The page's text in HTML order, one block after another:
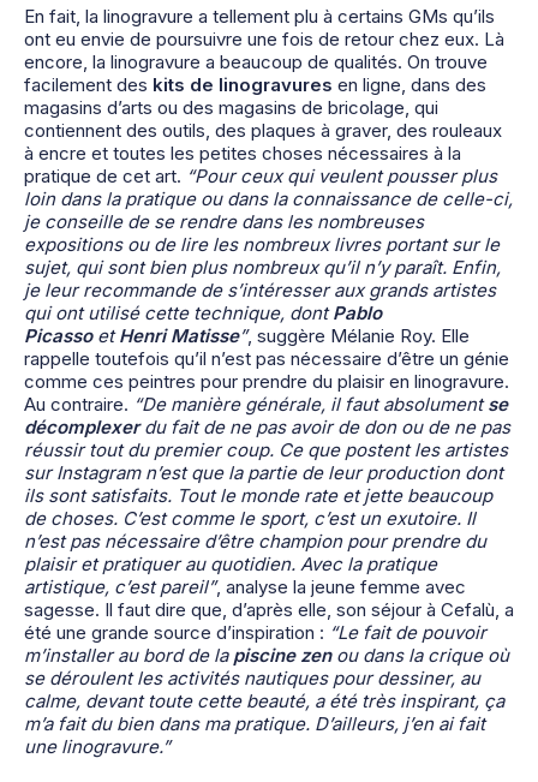
En fait, la linogravure a tellement plu à certains GMs qu’ils
ont eu envie de poursuivre une fois de retour chez eux. Là
encore, la linogravure a beaucoup de qualités. On trouve
facilement des kits de linogravures en ligne, dans des
magasins d’arts ou des magasins de bricolage, qui
contiennent des outils, des plaques à graver, des rouleaux
à encre et toutes les petites choses nécessaires à la
pratique de cet art. “Pour ceux qui veulent pousser plus
loin dans la pratique ou dans la connaissance de celle-ci,
je conseille de se rendre dans les nombreuses
expositions ou de lire les nombreux livres portant sur le
sujet, qui sont bien plus nombreux qu’il n’y paraît. Enfin,
je leur recommande de s’intéresser aux grands artistes
qui ont utilisé cette technique, dontPablo
PicassoetHenri Matisse”, suggère Mélanie Roy. Elle
rappelle toutefois qu’il n’est pas nécessaire d’être un génie
comme ces peintres pour prendre du plaisir en linogravure.
Au contraire. “De manière générale, il faut absolumentse
décomplexerdu fait de ne pas avoir de don ou de ne pas
réussir tout du premier coup. Ce que postent les artistes
sur Instagram n’est que la partie de leur production dont
ils sont satisfaits. Tout le monde rate et jette beaucoup
de choses. C’est comme le sport, c’est un exutoire. Il
n’est pas nécessaire d’être champion pour prendre du
plaisir et pratiquer au quotidien. Avec la pratique
artistique, c’est pareil”, analyse la jeune femme avec
sagesse. Il faut dire que, d’après elle, son séjour à Cefalù, a
été une grande source d’inspiration : “Le fait de pouvoir
m’installer au bord de la piscine zenou dans la crique où
se déroulent les activités nautiques pour dessiner, au
calme, devant toute cette beauté, a été très inspirant, ça
m’a fait du bien dans ma pratique. D’ailleurs, j’en ai fait
une linogravure.”